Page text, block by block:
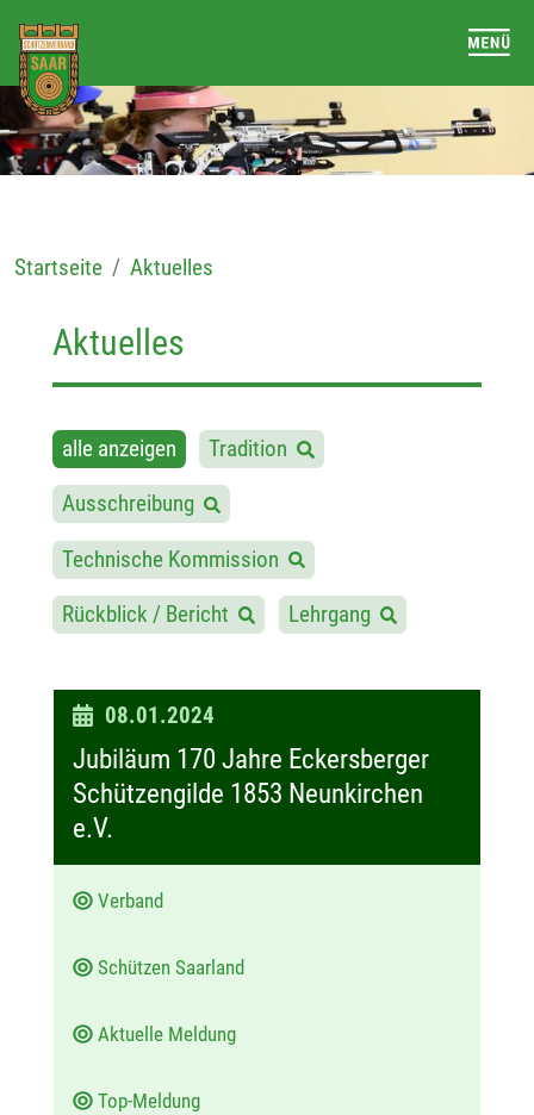
Startseite Aktuelles
Aktuelles
alle anzeigen Tradition
Ausschreibung
Technische Kommission
Rückblick / Bericht Lehrgang
D
a
t
u
08.01.2024
Jubiläum 170 Jahre Eckersberger
Schützengilde 1853 Neunkirchen
e.V.
Verband
Schützen Saarland
Aktuelle Meldung
Top-Meldung